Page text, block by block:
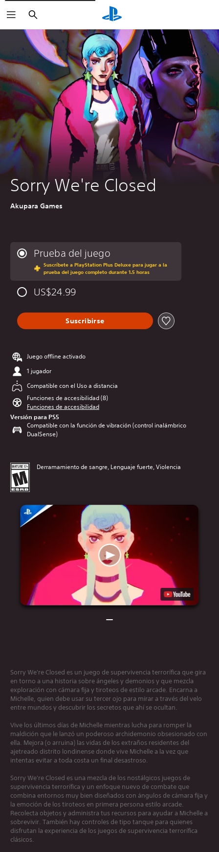
Buscar
Sorry We're Closed
Akupara Games
Prueba del juego
Suscríbete a PlayStation Plus Deluxe para jugar a la
prueba del juego completo durante 1.5 horas
US$24.99
Suscribirse
Juego offline activado
1 jugador
Compatible con el Uso a distancia
Funciones de accesibilidad (8)
Funciones de accesibilidad
Versión para PS5
Compatible con la función de vibración (control inalámbrico
DualSense)
Derramamiento de sangre, Lenguaje fuerte, Violencia
Sorry We're Closed es un juego de supervivencia terrorífica que gira
en torno a una historia sobre ángeles y demonios y que mezcla
exploración con cámara fija y tiroteos de estilo arcade. Encarna a
Michelle, quien debe usar su tercer ojo para mirar a través del velo
entre mundos y descubrir los secretos que ahí se ocultan.
Vive los últimos días de Michelle mientras lucha para romper la
maldición que le lanzó un poderoso archidemonio obsesionado con
ella. Mejora (o arruina) las vidas de los extraños residentes del
ajetreado distrito londinense donde vive Michelle a la vez que
intentas evitar a toda costa un final desastroso.
Sorry We're Closed es una mezcla de los nostálgicos juegos de
supervivencia terrorífica y un enfoque nuevo de combate que
combina entornos muy bien diseñados con ángulos de cámara fija y
la emoción de los tiroteos en primera persona estilo arcade.
Recolecta objetos y administra tus recursos para ayudar a Michelle a
sobrevivir. También hay controles de tipo tanque para quienes
disfrutan la experiencia de los juegos de supervivencia terrorífica
clásicos.